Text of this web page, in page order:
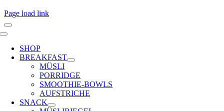
Page load link
Toggle
Navigation
SHOP
BREAKFAST
MÜSLI
PORRIDGE
SMOOTHIE-BOWLS
AUFSTRICHE
SNACK